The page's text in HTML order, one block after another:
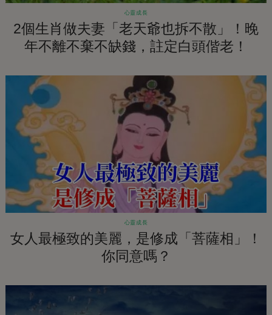
心靈成長
2個生肖做夫妻「老天爺也拆不散」！晚
年不離不棄不缺錢，註定白頭偕老！
心靈成長
女人最極致的美麗，是修成「菩薩相」！
你同意嗎？